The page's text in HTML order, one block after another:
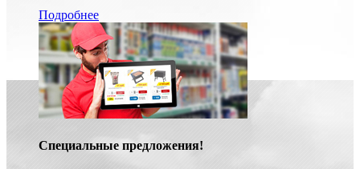
Подробнее
Специальные предложения!